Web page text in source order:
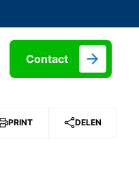
Contact
PRINT DELEN